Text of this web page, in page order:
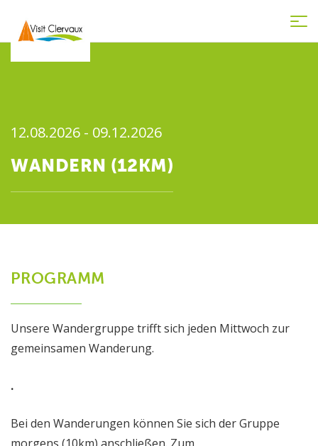
12.08.2026 - 09.12.2026
WANDERN (12KM)
PROGRAMM
Unsere Wandergruppe trifft sich jeden Mittwoch zur
gemeinsamen Wanderung.
.
Bei den Wanderungen können Sie sich der Gruppe